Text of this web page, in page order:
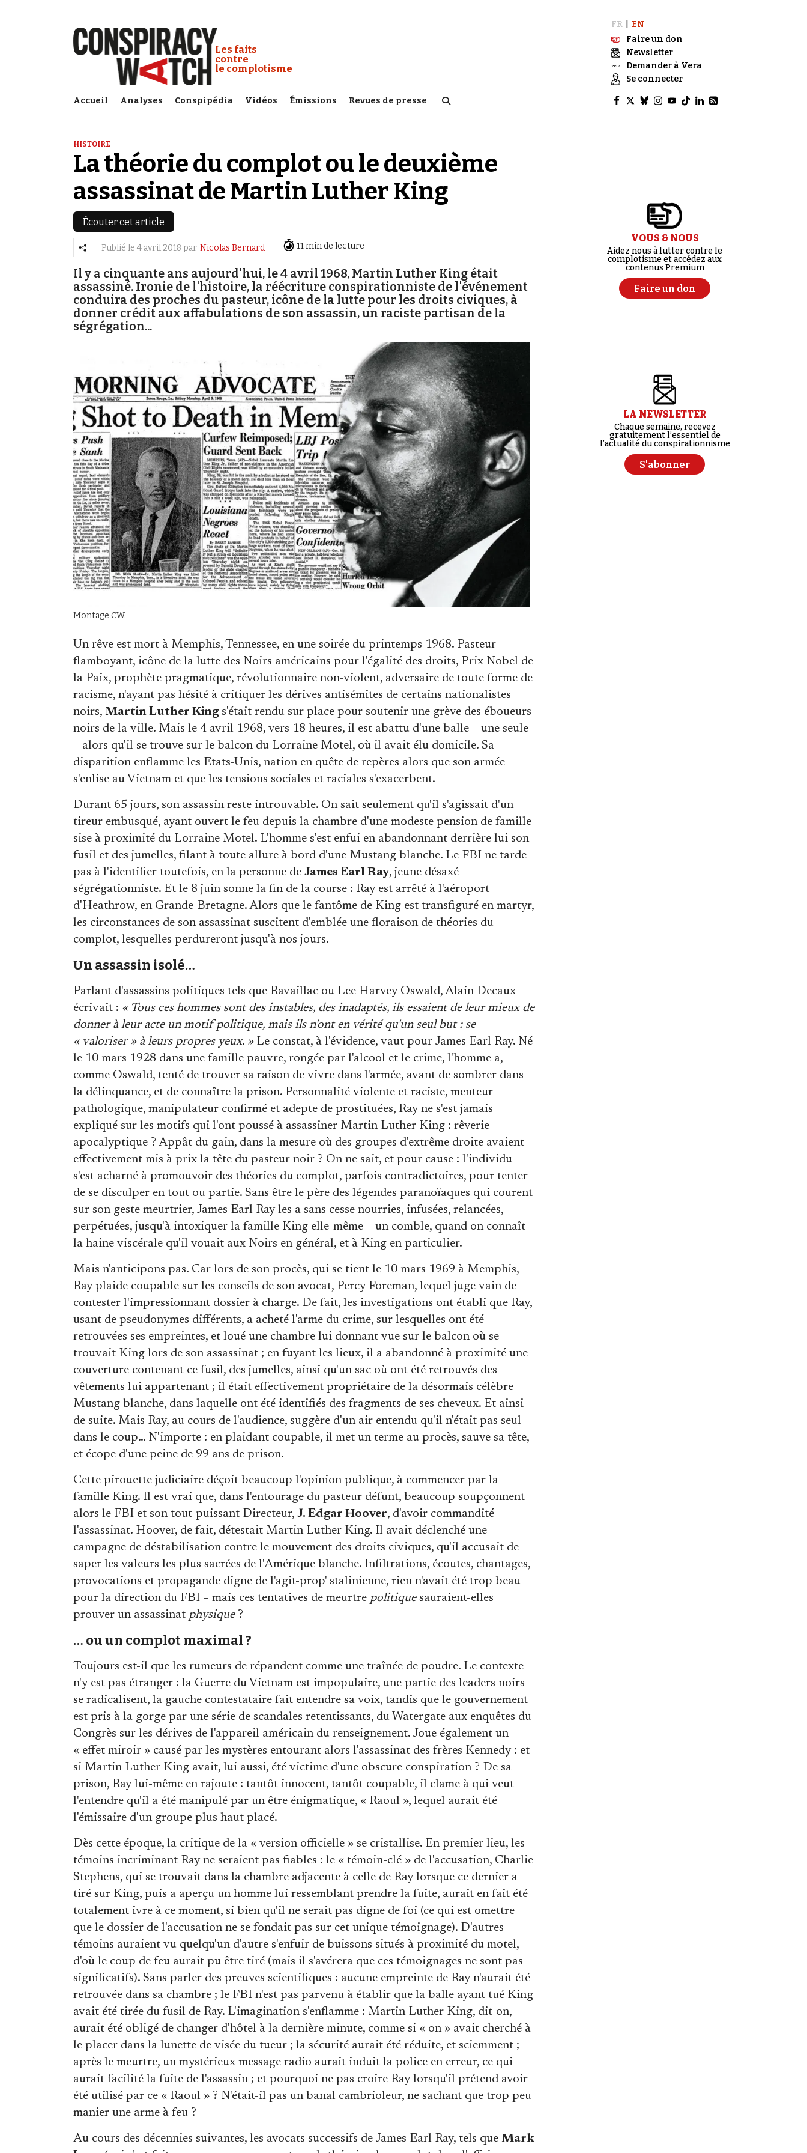
Conspiracy Watch :
Les faits
contre
le complotisme
Accueil Analyses Conspipédia Vidéos Émissions Revues de presse
FR
EN
Faire un don
Newsletter
Demander à Vera
Se connecter
HISTOIRE
La théorie du complot ou le deuxième
assassinat de Martin Luther King
Écouter cet article
Publié le 4 avril 2018 par Nicolas Bernard 11 min de lecture
Il y a cinquante ans aujourd'hui, le 4 avril 1968, Martin Luther King était
assassiné. Ironie de l'histoire, la réécriture conspirationniste de l'événement
conduira des proches du pasteur, icône de la lutte pour les droits civiques, à
donner crédit aux affabulations de son assassin, un raciste partisan de la
ségrégation...
Montage CW.
Un rêve est mort à Memphis, Tennessee, en une soirée du printemps 1968. Pasteur
flamboyant, icône de la lutte des Noirs américains pour l'égalité des droits, Prix Nobel de
la Paix, prophète pragmatique, révolutionnaire non-violent, adversaire de toute forme de
racisme, n'ayant pas hésité à critiquer les dérives antisémites de certains nationalistes
noirs, Martin Luther Kings'était rendu sur place pour soutenir une grève des éboueurs
noirs de la ville. Mais le 4 avril 1968, vers 18 heures, il est abattu d'une balle – une seule
– alors qu'il se trouve sur le balcon du Lorraine Motel, où il avait élu domicile. Sa
disparition enflamme les Etats-Unis, nation en quête de repères alors que son armée
s'enlise au Vietnam et que les tensions sociales et raciales s'exacerbent.
Durant 65 jours, son assassin reste introuvable. On sait seulement qu'il s'agissait d'un
tireur embusqué, ayant ouvert le feu depuis la chambre d'une modeste pension de famille
sise à proximité du Lorraine Motel. L'homme s'est enfui en abandonnant derrière lui son
fusil et des jumelles, filant à toute allure à bord d'une Mustang blanche. Le FBI ne tarde
pas à l'identifier toutefois, en la personne de James Earl Ray, jeune désaxé
ségrégationniste. Et le 8 juin sonne la fin de la course : Ray est arrêté à l'aéroport
d'Heathrow, en Grande-Bretagne. Alors que le fantôme de King est transfiguré en martyr,
les circonstances de son assassinat suscitent d'emblée une floraison de théories du
complot, lesquelles perdureront jusqu'à nos jours.
Un assassin isolé…
Parlant d'assassins politiques tels que Ravaillac ou Lee Harvey Oswald, Alain Decaux
écrivait : « Tous ces hommes sont des instables, des inadaptés, ils essaient de leur mieux de
donner à leur acte un motif politique, mais ils n'ont en vérité qu'un seul but : se
« valoriser » à leurs propres yeux. »Le constat, à l'évidence, vaut pour James Earl Ray. Né
le 10 mars 1928 dans une famille pauvre, rongée par l'alcool et le crime, l'homme a,
comme Oswald, tenté de trouver sa raison de vivre dans l'armée, avant de sombrer dans
la délinquance, et de connaître la prison. Personnalité violente et raciste, menteur
pathologique, manipulateur confirmé et adepte de prostituées, Ray ne s'est jamais
expliqué sur les motifs qui l'ont poussé à assassiner Martin Luther King : rêverie
apocalyptique ? Appât du gain, dans la mesure où des groupes d'extrême droite avaient
effectivement mis à prix la tête du pasteur noir ? On ne sait, et pour cause : l'individu
s'est acharné à promouvoir des théories du complot, parfois contradictoires, pour tenter
de se disculper en tout ou partie. Sans être le père des légendes paranoïaques qui courent
sur son geste meurtrier, James Earl Ray les a sans cesse nourries, infusées, relancées,
perpétuées, jusqu'à intoxiquer la famille King elle-même – un comble, quand on connaît
la haine viscérale qu'il vouait aux Noirs en général, et à King en particulier.
Mais n'anticipons pas. Car lors de son procès, qui se tient le 10 mars 1969 à Memphis,
Ray plaide coupable sur les conseils de son avocat, Percy Foreman, lequel juge vain de
contester l'impressionnant dossier à charge. De fait, les investigations ont établi que Ray,
usant de pseudonymes différents, a acheté l'arme du crime, sur lesquelles ont été
retrouvées ses empreintes, et loué une chambre lui donnant vue sur le balcon où se
trouvait King lors de son assassinat ; en fuyant les lieux, il a abandonné à proximité une
couverture contenant ce fusil, des jumelles, ainsi qu'un sac où ont été retrouvés des
vêtements lui appartenant ; il était effectivement propriétaire de la désormais célèbre
Mustang blanche, dans laquelle ont été identifiés des fragments de ses cheveux. Et ainsi
de suite. Mais Ray, au cours de l'audience, suggère d'un air entendu qu'il n'était pas seul
dans le coup… N'importe : en plaidant coupable, il met un terme au procès, sauve sa tête,
et écope d'une peine de 99 ans de prison.
Cette pirouette judiciaire déçoit beaucoup l'opinion publique, à commencer par la
famille King. Il est vrai que, dans l'entourage du pasteur défunt, beaucoup soupçonnent
alors le FBI et son tout-puissant Directeur, J. Edgar Hoover, d'avoir commandité
l'assassinat. Hoover, de fait, détestait Martin Luther King. Il avait déclenché une
campagne de déstabilisation contre le mouvement des droits civiques, qu'il accusait de
saper les valeurs les plus sacrées de l'Amérique blanche. Infiltrations, écoutes, chantages,
provocations et propagande digne de l'agit-prop' stalinienne, rien n'avait été trop beau
pour la direction du FBI – mais ces tentatives de meurtre politiquesauraient-elles
prouver un assassinat physique?
… ou un complot maximal ?
Toujours est-il que les rumeurs de répandent comme une traînée de poudre. Le contexte
n'y est pas étranger : la Guerre du Vietnam est impopulaire, une partie des leaders noirs
se radicalisent, la gauche contestataire fait entendre sa voix, tandis que le gouvernement
est pris à la gorge par une série de scandales retentissants, du Watergate aux enquêtes du
Congrès sur les dérives de l'appareil américain du renseignement. Joue également un
« effet miroir » causé par les mystères entourant alors l'assassinat des frères Kennedy : et
si Martin Luther King avait, lui aussi, été victime d'une obscure conspiration ? De sa
prison, Ray lui-même en rajoute : tantôt innocent, tantôt coupable, il clame à qui veut
l'entendre qu'il a été manipulé par un être énigmatique, « Raoul », lequel aurait été
l'émissaire d'un groupe plus haut placé.
Dès cette époque, la critique de la « version officielle » se cristallise. En premier lieu, les
témoins incriminant Ray ne seraient pas fiables : le « témoin-clé » de l'accusation, Charlie
Stephens, qui se trouvait dans la chambre adjacente à celle de Ray lorsque ce dernier a
tiré sur King, puis a aperçu un homme lui ressemblant prendre la fuite, aurait en fait été
totalement ivre à ce moment, si bien qu'il ne serait pas digne de foi (ce qui est omettre
que le dossier de l'accusation ne se fondait pas sur cet unique témoignage). D'autres
témoins auraient vu quelqu'un d'autre s'enfuir de buissons situés à proximité du motel,
d'où le coup de feu aurait pu être tiré (mais il s'avérera que ces témoignages ne sont pas
significatifs). Sans parler des preuves scientifiques : aucune empreinte de Ray n'aurait été
retrouvée dans sa chambre ; le FBI n'est pas parvenu à établir que la balle ayant tué King
avait été tirée du fusil de Ray. L'imagination s'enflamme : Martin Luther King, dit-on,
aurait été obligé de changer d'hôtel à la dernière minute, comme si « on » avait cherché à
le placer dans la lunette de visée du tueur ; la sécurité aurait été réduite, et sciemment ;
après le meurtre, un mystérieux message radio aurait induit la police en erreur, ce qui
aurait facilité la fuite de l'assassin ; et pourquoi ne pas croire Ray lorsqu'il prétend avoir
été utilisé par ce « Raoul » ? N'était-il pas un banal cambrioleur, ne sachant que trop peu
manier une arme à feu ?
Au cours des décennies suivantes, les avocats successifs de James Earl Ray, tels que Mark
VOUS & NOUS
Aidez nous à lutter contre le
complotisme et accédez aux
contenus Premium
Faire un don
LA NEWSLETTER
Chaque semaine, recevez
gratuitement l’essentiel de
l’actualité du conspirationnisme
S'abonner